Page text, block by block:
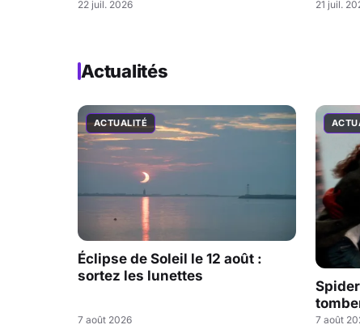
22 juil. 2026 21 juil.
Actualités
ACTUALITÉ
Éclipse de Soleil le 12 août :
sortez les lunettes
7 août 2026 7 août